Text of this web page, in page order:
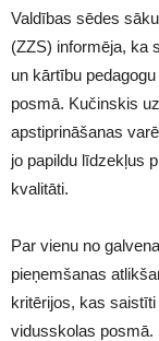
Valdības sēdes
(ZZS) informēja, ka
un kārtību
posmā. Kučinskis
apstiprināšanas
jo papildu līdzekļus
kvalitāti.
Par vienu no
pieņemšanas
kritērijos, kas
vidusskolas posmā.